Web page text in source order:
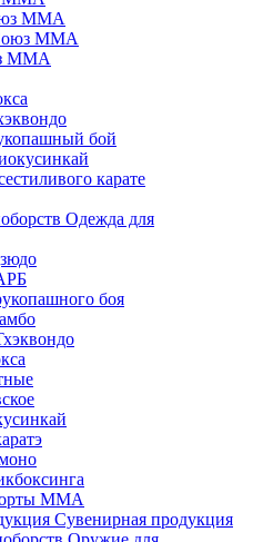
ММА
ММА
ММА
бой
карате
Одежда для
боя
ММА
Сувенирная продукция